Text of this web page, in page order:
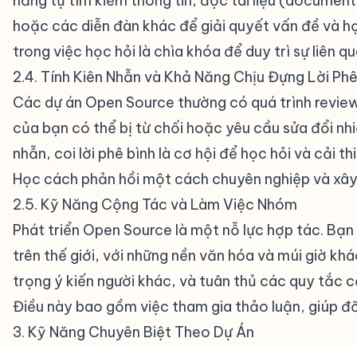
hoặc các diễn đàn khác để giải quyết vấn đề và
trong việc học hỏi là chìa khóa để duy trì sự liên
2.4. Tính Kiên Nhẫn và Khả Năng Chịu Đựng Lời
Các dự án Open Source thường có quá trình
của bạn có thể bị từ chối hoặc yêu cầu sửa đổi
nhẫn, coi lời phê bình là cơ hội để học hỏi và cải
Học cách phản hồi một cách chuyên nghiệp và
2.5. Kỹ Năng Cộng Tác và Làm Việc Nhóm
Phát triển Open Source là một nỗ lực hợp tác.
trên thế giới, với những nền văn hóa và múi giờ
trọng ý kiến người khác, và tuân thủ các quy tắc
Điều này bao gồm việc tham gia thảo luận, giúp
3. Kỹ Năng Chuyên Biệt Theo Dự Án